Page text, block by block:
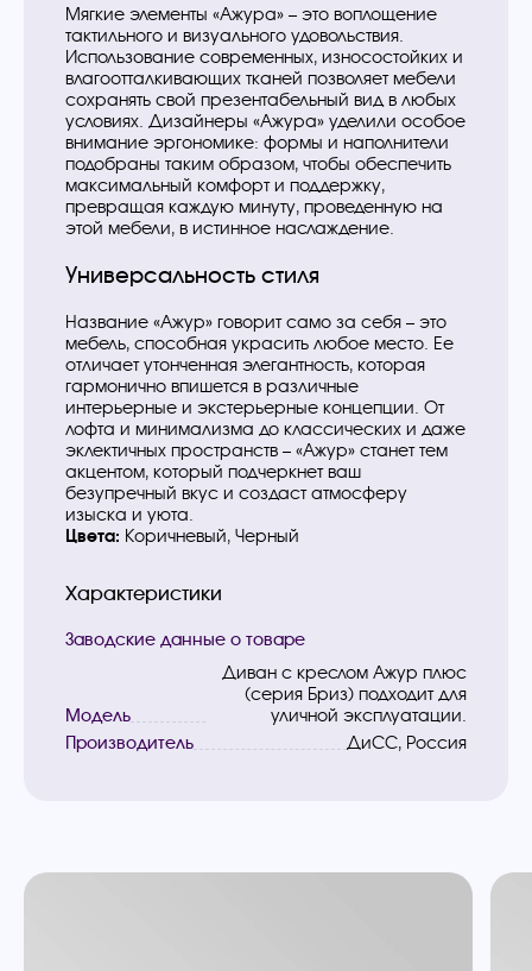
Мягкие элементы «Ажура» – это воплощение
тактильного и визуального удовольствия.
Использование современных, износостойких и
влагоотталкивающих тканей позволяет мебели
сохранять свой презентабельный вид в любых
условиях. Дизайнеры «Ажура» уделили особое
внимание эргономике: формы и наполнители
подобраны таким образом, чтобы обеспечить
максимальный комфорт и поддержку,
превращая каждую минуту, проведенную на
этой мебели, в истинное наслаждение.
Универсальность стиля
Название «Ажур» говорит само за себя – это
мебель, способная украсить любое место. Ее
отличает утонченная элегантность, которая
гармонично впишется в различные
интерьерные и экстерьерные концепции. От
лофта и минимализма до классических и даже
эклектичных пространств – «Ажур» станет тем
акцентом, который подчеркнет ваш
безупречный вкус и создаст атмосферу
изыска и уюта.
Цвета: Коричневый, Черный
Характеристики
Заводские данные о товаре
Модель
Диван с креслом Ажур плюс
(серия Бриз) подходит для
уличной эксплуатации.
Производитель
ДиСС, Россия